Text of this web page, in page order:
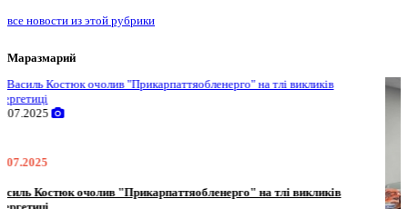
все новости из этой рубрики
Маразмарий